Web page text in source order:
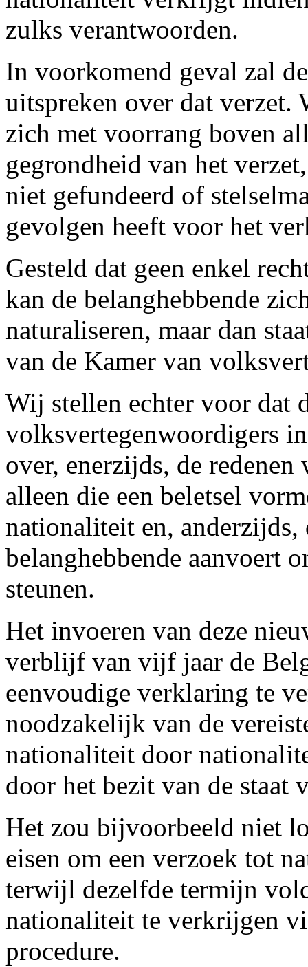
zulks verantwoorden.
In voorkomend geval zal
uitspreken over dat
zich met voorrang boven
gegrondheid van het
niet gefundeerd of
gevolgen heeft voor het
Gesteld dat geen enkel
kan de belanghebbende
naturaliseren, maar dan
van de Kamer van
Wij stellen echter voor dat
volksvertegenwoordigers
over, enerzijds, de
alleen die een beletsel
nationaliteit en, anderzijds,
belanghebbende aanvoert
steunen.
Het invoeren van deze
verblijf van vijf jaar de
eenvoudige verklaring te
noodzakelijk van de
nationaliteit door
door het bezit van de staat
Het zou bijvoorbeeld niet
eisen om een verzoek tot
terwijl dezelfde termijn
nationaliteit te verkrijgen
procedure.